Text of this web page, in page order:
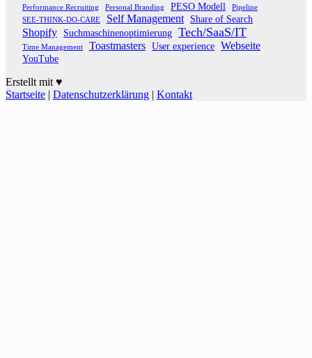
Performance Recruiting Personal Branding PESO Modell
Pipeline
SEE-THINK-DO-CARE
Self Management Share of Search
Shopify Suchmaschinenoptimierung Tech/SaaS/IT
Time Management Toastmasters User experience Webseite
YouTube
Erstellt mit ♥
Startseite | Datenschutzerklärung | Kontakt